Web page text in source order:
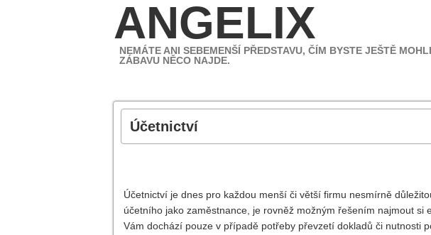
ANGELIX
NEMÁTE ANI SEBEMENŠÍ PŘEDSTAVU, ČÍM BYSTE JEŠTĚ
ZÁBAVU NĚCO NAJDE.
Účetnictví
Účetnictví je dnes pro každou menší či větší firmu nesmírně
účetního jako zaměstnance, je rovněž možným řešením najmout
Vám dochází pouze v případě potřeby převzetí dokladů či nutnosti